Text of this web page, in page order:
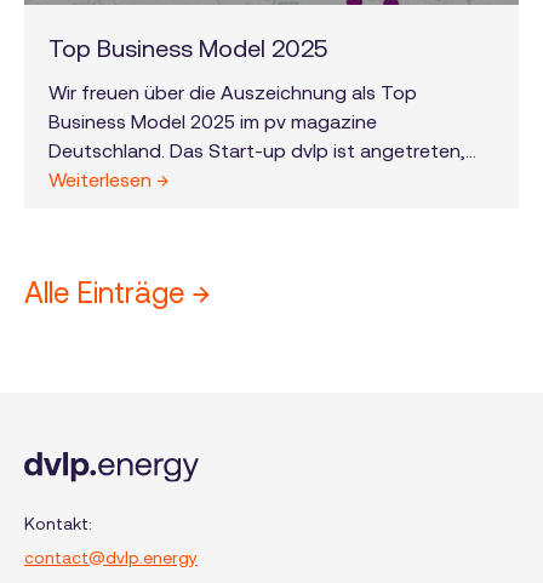
Top Business Model 2025
Wir freuen über die Auszeichnung als Top
Business Model 2025 im pv magazine
Deutschland. Das Start-up dvlp ist angetreten,
die Arbeit der Entwickler zu vereinfachen und zu
für ein Projekt früher besser einzuschätzen.
Weiterlesen →
Alle Einträge →
Kontakt:
contact@dvlp.energy